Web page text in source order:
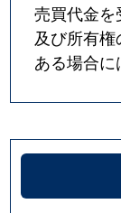
売買代金
及び所有
ある場合に